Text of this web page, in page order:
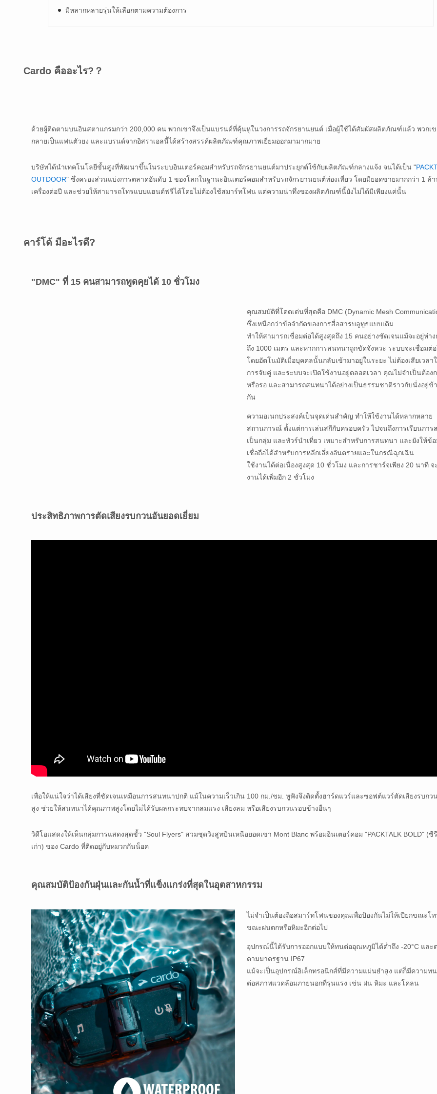
มีหลากหลายรุ่นให้เลือกตามความต้องการ
Cardo คืออะไร? ？
ด้วยผู้ติดตามบนอินสตาแกรมกว่า 200,000 คน พวกเขาจึงเป็นแบรนด์ที่คุ้นหูในวงการรถจักรยานยนต์ เมื่อผู้ใช้ได้สัมผัสผลิตภัณฑ์แล้ว พวกเข
กลายเป็นแฟนตัวยง และแบรนด์จากอิสราเอลนี้ได้สร้างสรรค์ผลิตภัณฑ์คุณภาพเยี่ยมออกมามากมาย
บริษัทได้นำเทคโนโลยีขั้นสูงที่พัฒนาขึ้นในระบบอินเตอร์คอมสำหรับรถจักรยานยนต์มาประยุกต์ใช้กับผลิตภัณฑ์กลางแจ้ง จนได้เป็น "
OUTDOOR" ซึ่งครองส่วนแบ่งการตลาดอันดับ 1 ของโลกในฐานะอินเตอร์คอมสำหรับรถจักรยานยนต์ท่องเที่ยว โดยมียอดขายมากกว่า 1 ล้
เครื่องต่อปี และช่วยให้สามารถโทรแบบแฮนด์ฟรีได้โดยไม่ต้องใช้สมาร์ทโฟน แต่ความน่าทึ่งของผลิตภัณฑ์นี้ยังไม่ได้มีเพียงแค่นั้น
คาร์โด้ มีอะไรดี?
"DMC" ที่ 15 คนสามารถพูดคุยได้ 10 ชั่วโมง
คุณสมบัติที่โดดเด่นที่สุดคือ DMC (Dynamic Mesh
ซึ่งเหนือกว่าข้อจำกัดของการสื่อสารบลูทูธแบบเดิม
ทำให้สามารถเชื่อมต่อได้สูงสุดถึง 15 คนอย่างชัดเจนแม้จะอยู่ห่า
ถึง 1000 เมตร และหากการสนทนาถูกขัดจังหวะ ระบบจะเชื่อมต่
โดยอัตโนมัติเมื่อบุคคลนั้นกลับเข้ามาอยู่ในระยะ ไม่ต้องเสียเวลา
การจับคู่ และระบบจะเปิดใช้งานอยู่ตลอดเวลา คุณไม่จำเป็นต้อง
หรือรอ และสามารถสนทนาได้อย่างเป็นธรรมชาติราวกับนั่งอยู่ข้
กัน
ความอเนกประสงค์เป็นจุดเด่นสำคัญ ทำให้ใช้งานได้หลากหลาย
สถานการณ์ ตั้งแต่การเล่นสกีกับครอบครัว ไปจนถึงการเรียนการ
เป็นกลุ่ม และทัวร์นำเที่ยว เหมาะสำหรับการสนทนา และยังให้ข้
เชื่อถือได้สำหรับการหลีกเลี่ยงอันตรายและในกรณีฉุกเฉิน
ใช้งานได้ต่อเนื่องสูงสุด 10 ชั่วโมง และการชาร์จเพียง 20 นาที จ
งานได้เพิ่มอีก 2 ชั่วโมง
ประสิทธิภาพการตัดเสียงรบกวนอันยอดเยี่ยม
เพื่อให้แน่ใจว่าได้เสียงที่ชัดเจนเหมือนการสนทนาปกติ แม้ในความเร็วเกิน 100 กม./ชม. หูฟังจึงติดตั้งฮาร์ดแวร์และซอฟต์แวร์ตัดเสียงรบกว
สูง ช่วยให้สนทนาได้คุณภาพสูงโดยไม่ได้รับผลกระทบจากลมแรง เสียงลม หรือเสียงรบกวนรอบข้างอื่นๆ
วิดีโอแสดงให้เห็นกลุ่มการแสดงสุดขั้ว "Soul Flyers" สวมชุดวิงสูทบินเหนือยอดเขา Mont Blanc พร้อมอินเตอร์คอม "PACKTALK BOLD" (ซี
เก่า) ของ Cardo ที่ติดอยู่กับหมวกกันน็อค
คุณสมบัติป้องกันฝุ่นและกันน้ำที่แข็งแกร่งที่สุดในอุตสาหกรรม
ไม่จำเป็นต้องถือสมาร์ทโฟนของคุณเพื่อป้องกันไม่ให้เปียกขณะโท
ขณะฝนตกหรือหิมะอีกต่อไป
อุปกรณ์นี้ได้รับการออกแบบให้ทนต่ออุณหภูมิได้ต่ำถึง -20°C และ
ตามมาตรฐาน IP67
แม้จะเป็นอุปกรณ์อิเล็กทรอนิกส์ที่มีความแม่นยำสูง แต่ก็มีความท
ต่อสภาพแวดล้อมภายนอกที่รุนแรง เช่น ฝน หิมะ และโคลน